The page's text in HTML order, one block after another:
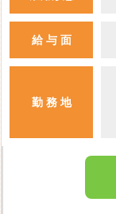
給 与 面
勤 務 地